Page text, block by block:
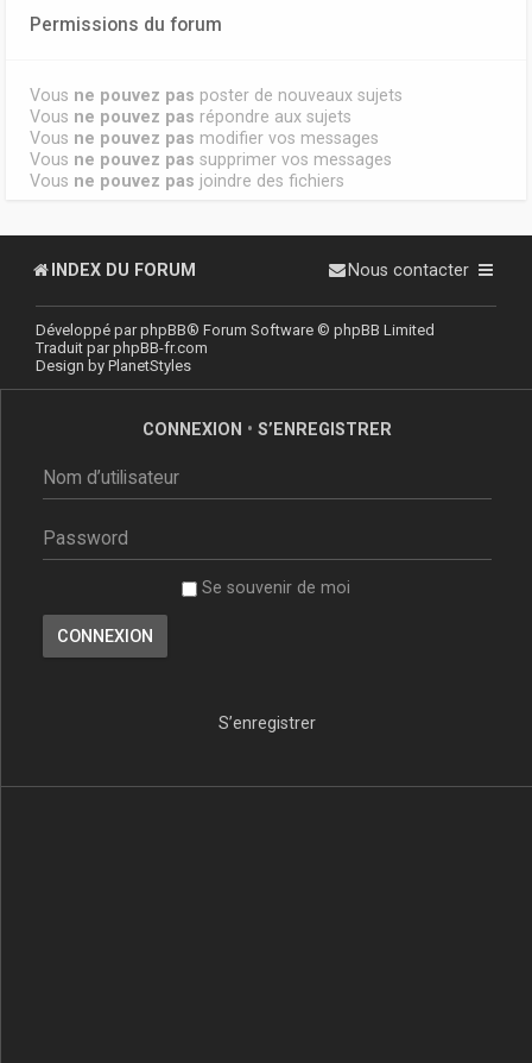
Permissions du forum
Vous ne pouvez pas poster de nouveaux sujets
Vous ne pouvez pas répondre aux sujets
Vous ne pouvez pas modifier vos messages
Vous ne pouvez pas supprimer vos messages
Vous ne pouvez pas joindre des fichiers
INDEX DU FORUM Nous contacter
Développé parphpBB® Forum Software © phpBB Limited
Traduit parphpBB-fr.com
Design by PlanetStyles
CONNEXION • S’ENREGISTRER
Se souvenir de moi
S’enregistrer